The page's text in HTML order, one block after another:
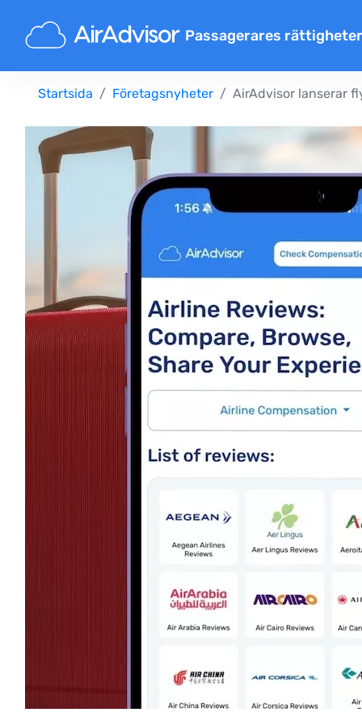
Passagerares rättigheter
Ersättning försenat flyg
Inställda flyg ersättning
Ersättning för försenat
Flygbolagsersättning
Flygbolag reklamationer
Ersättning vid flygstrejk
Bestämmelser
Startsida Företagsnyheter AirAdvisor lanserar